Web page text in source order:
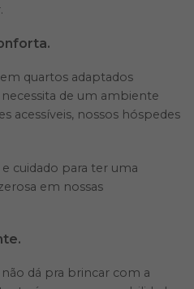
quartos adaptados
de um ambiente
acessíveis, nossos hóspedes
cuidado para ter uma
em nossas
dá pra brincar com a